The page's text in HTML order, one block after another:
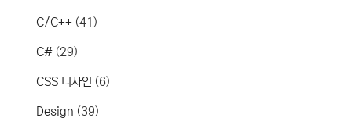
C/C++ (41)
C# (29)
CSS 디자인 (6)
Design (39)